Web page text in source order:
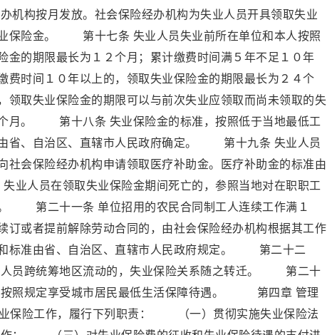
构按月发放。社会保险经办机构为失业人员开具领取失业
保险金。 第十七条 失业人员失业前所在单位和本人按照
金的期限最长为１２个月；累计缴费时间满５年不足１０年
费时间１０年以上的，领取失业保险金的期限最长为２４个
领取失业保险金的期限可以与前次失业应领取而尚未领取的失
月。 第十八条 失业保险金的标准，按照低于当地最低工
省、自治区、直辖市人民政府确定。 第十九条 失业人员
社会保险经办机构申请领取医疗补助金。医疗补助金的标准由
人员在领取失业保险金期间死亡的，参照当地对在职职工
第二十一条 单位招用的农民合同制工人连续工作满１
订或者提前解除劳动合同的，由社会保险经办机构根据其工作
和标准由省、自治区、直辖市人民政府规定。 第二十二
人员跨统筹地区流动的，失业保险关系随之转迁。 第二十
按照规定享受城市居民最低生活保障待遇。 第四章 管理
险工作，履行下列职责： （一）贯彻实施失业保险法